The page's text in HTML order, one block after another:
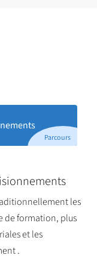
Parcours
les
de formation, plus
et les
.